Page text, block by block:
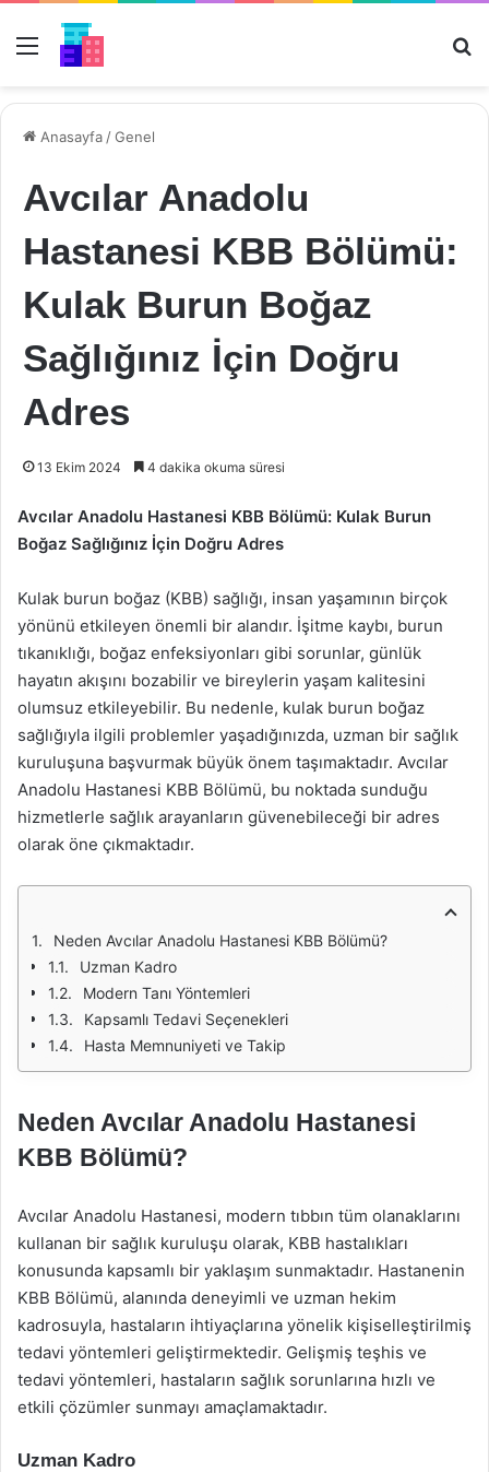
Menü
Anasayfa /Genel
Avcılar Anadolu
Hastanesi KBB Bölümü:
Kulak Burun Boğaz
Sağlığınız İçin Doğru
Adres
13 Ekim 2024 4 dakika okuma süresi
Avcılar Anadolu Hastanesi KBB Bölümü: Kulak Burun
Boğaz Sağlığınız İçin Doğru Adres
Kulak burun boğaz (KBB) sağlığı, insan yaşamının birçok
yönünü etkileyen önemli bir alandır. İşitme kaybı, burun
tıkanıklığı, boğaz enfeksiyonları gibi sorunlar, günlük
hayatın akışını bozabilir ve bireylerin yaşam kalitesini
olumsuz etkileyebilir. Bu nedenle, kulak burun boğaz
sağlığıyla ilgili problemler yaşadığınızda, uzman bir sağlık
kuruluşuna başvurmak büyük önem taşımaktadır. Avcılar
Anadolu Hastanesi KBB Bölümü, bu noktada sunduğu
hizmetlerle sağlık arayanların güvenebileceği bir adres
olarak öne çıkmaktadır.
Neden Avcılar Anadolu Hastanesi KBB Bölümü?
Uzman Kadro
Modern Tanı Yöntemleri
Kapsamlı Tedavi Seçenekleri
Hasta Memnuniyeti ve Takip
Neden Avcılar Anadolu Hastanesi
KBB Bölümü?
Avcılar Anadolu Hastanesi, modern tıbbın tüm olanaklarını
kullanan bir sağlık kuruluşu olarak, KBB hastalıkları
konusunda kapsamlı bir yaklaşım sunmaktadır. Hastanenin
KBB Bölümü, alanında deneyimli ve uzman hekim
kadrosuyla, hastaların ihtiyaçlarına yönelik kişiselleştirilmiş
tedavi yöntemleri geliştirmektedir. Gelişmiş teşhis ve
tedavi yöntemleri, hastaların sağlık sorunlarına hızlı ve
etkili çözümler sunmayı amaçlamaktadır.
Uzman Kadro